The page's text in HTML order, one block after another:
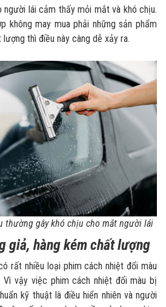
người lái cảm thấy mỏi mắt và khó chịu.
không may mua phải những sản phẩm
thì điều này càng dễ xảy ra.
thường gây khó chịu cho mắt người lái
giả, hàng kém chất lượng
rất nhiều loại phim cách nhiệt đổi màu
Vì vậy việc phim cách nhiệt đổi màu bị
kỹ thuật là điều hiển nhiên và người